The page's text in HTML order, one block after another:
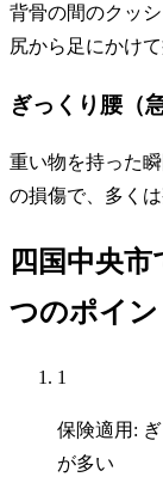
背骨の間のクッ
尻から足にかけ
ぎっくり腰（
重い物を持った
の損傷で、多く
四国中央
つのポイン
1
保険適用:
が多い